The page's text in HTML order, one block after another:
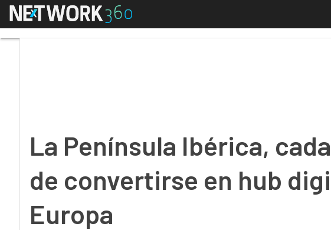
Menú La Península Ibérica, cada vez
La Península Ibérica,
de convertirse en hub
Europa